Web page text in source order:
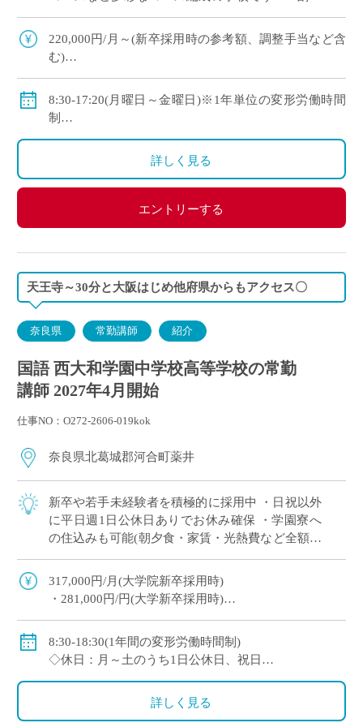
す ・新卒や社会人からのキャリアチェン […]
220,000円/月～(新卒採用時の参考額、調整手当など含
む)
◇保険：私学共済、雇用保険、労災保険
8:30-17:20(月曜日～金曜日)※1年単位の変形労働時間
制
・土曜日、日曜日、祝日、その他学校スケジュールに
詳しく見る
エントリーする
天王寺～30分と大阪はじめ他府県からもアクセス〇
奈良県 常勤講師 紹介
国語 西大和学園中学校高等学校の常勤
講師 2027年4月開始
仕事NO：O272-2606-019kok
奈良県北葛城郡河合町薬井
新卒や若手未経験者を積極的に採用中 ・日祝以外
に平日週1日公休日ありでお休み確保 ・学園寮へ
の住込みも可能(朝夕食・家賃・光熱費など全額学
活的な自立を全面的にバックアップ ・ […]
317,000円/月(大学院新卒採用時)
・281,000円/円(大学新卒採用時)
◇手当：各種有
・通勤手当：上限50,000円)
・住居手当：賃貸の場合は上限27,000円)
・その他、扶養等の諸手当が条件に応じて支給あり
◇保険：私学共済、雇用保険など
8:30-18:30(1年間の変形労働時間制)
◇休日：月～土のうち1日公休日、祝日
詳しく見る